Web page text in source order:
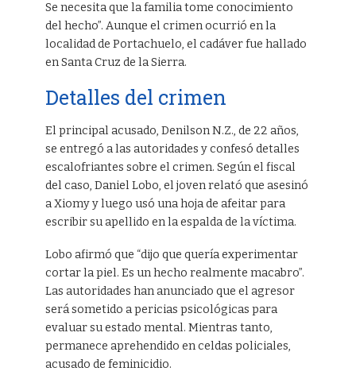
Se necesita que la familia tome conocimiento
del hecho”. Aunque el crimen ocurrió en la
localidad de Portachuelo, el cadáver fue hallado
en Santa Cruz de la Sierra.
Detalles del crimen
El principal acusado, Denilson N.Z., de 22 años,
se entregó a las autoridades y confesó detalles
escalofriantes sobre el crimen. Según el fiscal
del caso, Daniel Lobo, el joven relató que asesinó
a Xiomy y luego usó una hoja de afeitar para
escribir su apellido en la espalda de la víctima.
Lobo afirmó que “dijo que quería experimentar
cortar la piel. Es un hecho realmente macabro”.
Las autoridades han anunciado que el agresor
será sometido a pericias psicológicas para
evaluar su estado mental. Mientras tanto,
permanece aprehendido en celdas policiales,
acusado de feminicidio.